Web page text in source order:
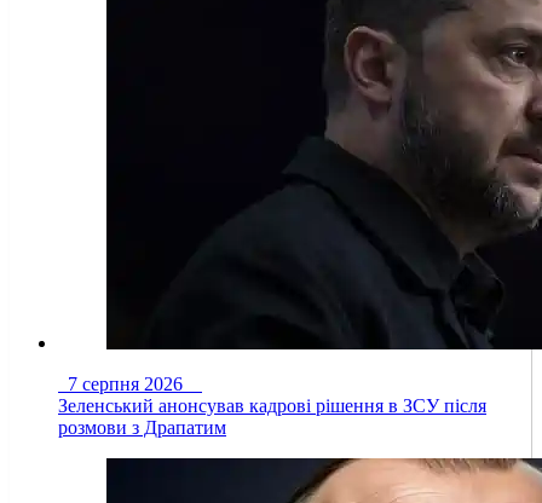
7 серпня 2026
Зеленський анонсував кадрові рішення в ЗСУ після
розмови з Драпатим